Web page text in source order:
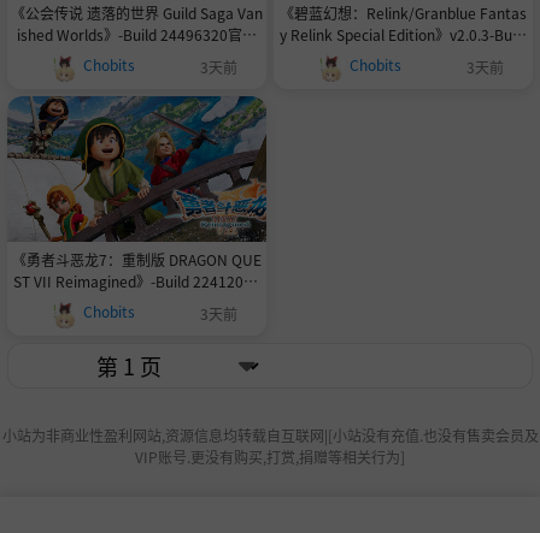
《公会传说 遗落的世界 Guild Saga Van
ished Worlds》-Build 24496320官中
免安装-简中|容量7.4GB
Chobits 3天前
《碧蓝幻想：Relink/Granblue Fantas
y Relink Special Edition》v2.0.3-Build
24245499全DLC|官中免安装-简中|容量
128.5GB
Chobits 3天前
《勇者斗恶龙7：重制版 DRAGON QUE
ST VII Reimagined》-Build 22412021
官中免安装-简中7.8GB
Chobits 3天前
小站为非商业性盈利网站,资源信息均转载自互联网|[小站没有充值.也没有售卖会员及
VIP账号.更没有购买,打赏,捐赠等相关行为]